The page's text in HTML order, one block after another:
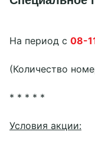
Отзывы
Фотографии
Вакансии
Документы
Всё для детей
Экскурсии
Активный
Пляжная зона
Аренда беседок
+7 (495) 121-
На период с 08-
(Количество
* * * * *
Условия акции: